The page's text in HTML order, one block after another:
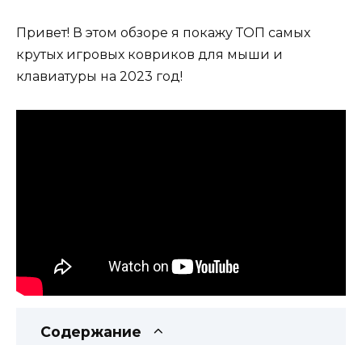
Привет! В этом обзоре я покажу ТОП самых
крутых игровых ковриков для мыши и
клавиатуры на 2023 год!
Содержание